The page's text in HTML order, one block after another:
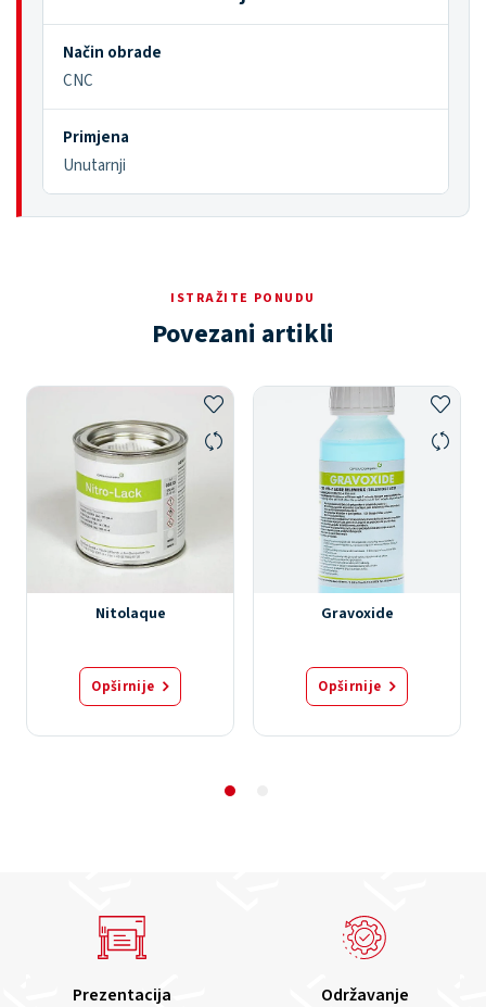
Način obrade
CNC
Primjena
Unutarnji
ISTRAŽITE PONUDU
Povezani artikli
Nitolaque
Opširnije
Gravoxide
Opširnije
Prezentacija Održavanje